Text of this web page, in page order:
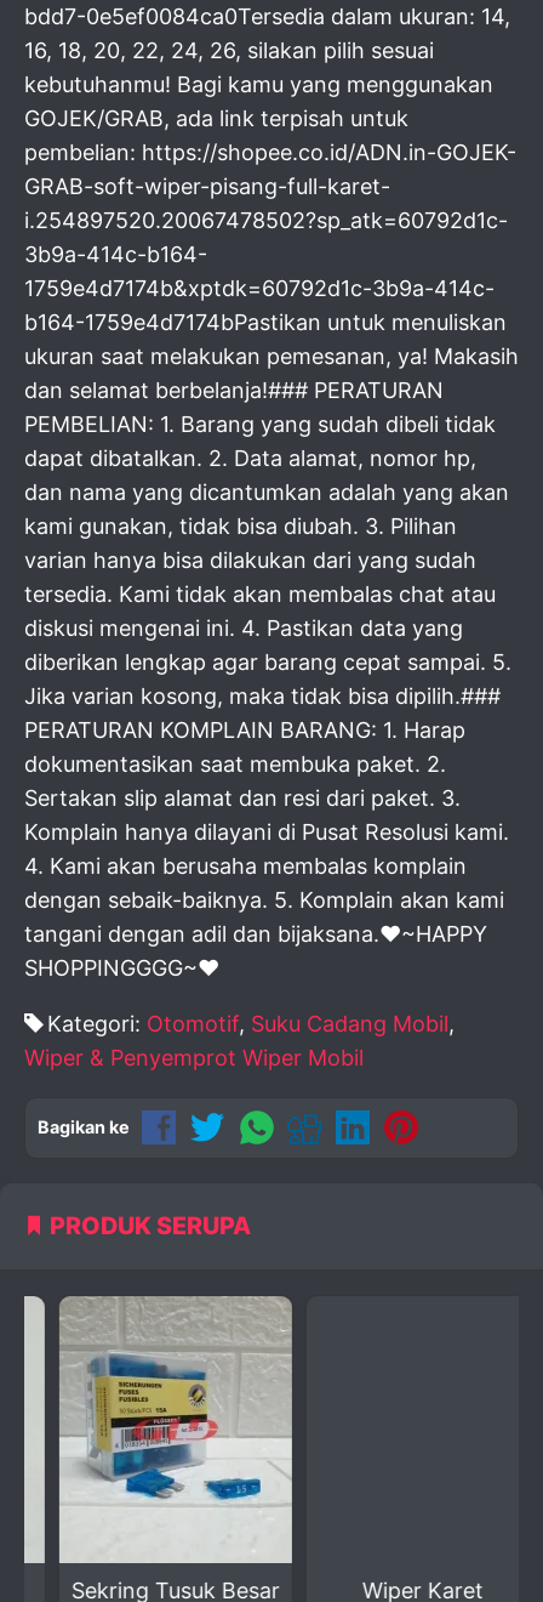
bdd7-0e5ef0084ca0Tersedia dalam ukuran: 14,
16, 18, 20, 22, 24, 26, silakan pilih sesuai
kebutuhanmu! Bagi kamu yang menggunakan
GOJEK/GRAB, ada link terpisah untuk
pembelian: https://shopee.co.id/ADN.in-GOJEK-
GRAB-soft-wiper-pisang-full-karet-
i.254897520.20067478502?sp_atk=60792d1c-
3b9a-414c-b164-
1759e4d7174b&xptdk=60792d1c-3b9a-414c-
b164-1759e4d7174bPastikan untuk menuliskan
ukuran saat melakukan pemesanan, ya! Makasih
dan selamat berbelanja!### PERATURAN
PEMBELIAN: 1. Barang yang sudah dibeli tidak
dapat dibatalkan. 2. Data alamat, nomor hp,
dan nama yang dicantumkan adalah yang akan
kami gunakan, tidak bisa diubah. 3. Pilihan
varian hanya bisa dilakukan dari yang sudah
tersedia. Kami tidak akan membalas chat atau
diskusi mengenai ini. 4. Pastikan data yang
diberikan lengkap agar barang cepat sampai. 5.
Jika varian kosong, maka tidak bisa dipilih.###
PERATURAN KOMPLAIN BARANG: 1. Harap
dokumentasikan saat membuka paket. 2.
Sertakan slip alamat dan resi dari paket. 3.
Komplain hanya dilayani di Pusat Resolusi kami.
4. Kami akan berusaha membalas komplain
dengan sebaik-baiknya. 5. Komplain akan kami
tangani dengan adil dan bijaksana.♥~HAPPY
SHOPPINGGGG~♥
Kategori: Otomotif, Suku Cadang Mobil,
Wiper & Penyemprot Wiper Mobil
Bagikan ke
PRODUK SERUPA
Sekring Tusuk Besar
Wiper Karet